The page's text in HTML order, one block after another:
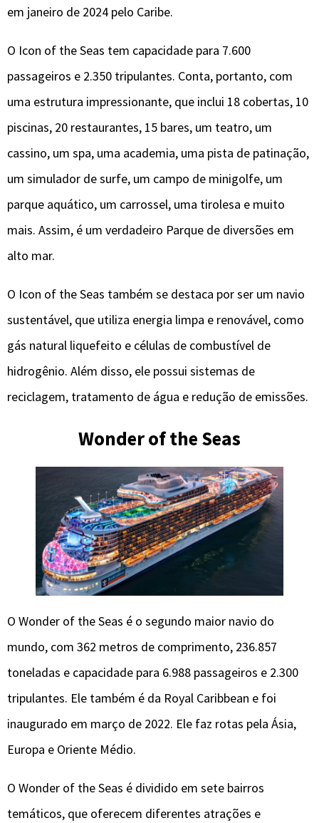
em janeiro de 2024 pelo Caribe.
O Icon of the Seas tem capacidade para 7.600
passageiros e 2.350 tripulantes. Conta, portanto, com
uma estrutura impressionante, que inclui 18 cobertas, 10
piscinas, 20 restaurantes, 15 bares, um teatro, um
cassino, um spa, uma academia, uma pista de patinação,
um simulador de surfe, um campo de minigolfe, um
parque aquático, um carrossel, uma tirolesa e muito
mais. Assim, é um verdadeiro Parque de diversões em
alto mar.
O Icon of the Seas também se destaca por ser um navio
sustentável, que utiliza energia limpa e renovável, como
gás natural liquefeito e células de combustível de
hidrogênio. Além disso, ele possui sistemas de
reciclagem, tratamento de água e redução de emissões.
Wonder of the Seas
O Wonder of the Seas é o segundo maior navio do
mundo, com 362 metros de comprimento, 236.857
toneladas e capacidade para 6.988 passageiros e 2.300
tripulantes. Ele também é da Royal Caribbean e foi
inaugurado em março de 2022. Ele faz rotas pela Ásia,
Europa e Oriente Médio.
O Wonder of the Seas é dividido em sete bairros
temáticos, que oferecem diferentes atrações e